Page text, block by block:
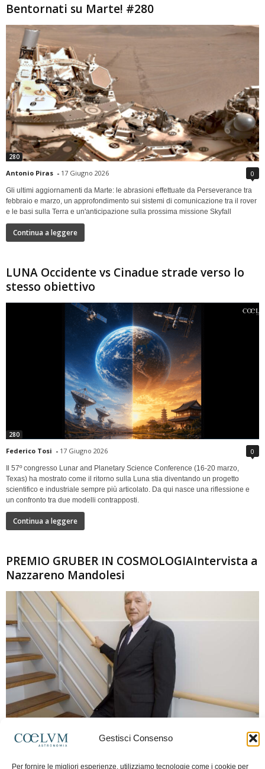
Gestisci Consenso
Per fornire le migliori esperienze, utilizziamo tecnologie come i cookie per
Bentornati su Marte! #280
280
Antonio Piras - 17 Giugno 2026 0
Gli ultimi aggiornamenti da Marte: le abrasioni effettuate da Perseverance tra
febbraio e marzo, un approfondimento sui sistemi di comunicazione tra il rover
e le basi sulla Terra e un'anticipazione sulla prossima missione Skyfall
Continua a leggere
LUNA Occidente vs Cinadue strade verso lo
stesso obiettivo
280
Federico Tosi - 17 Giugno 2026 0
Il 57º congresso Lunar and Planetary Science Conference (16-20 marzo,
Texas) ha mostrato come il ritorno sulla Luna stia diventando un progetto
scientifico e industriale sempre più articolato. Da qui nasce una riflessione e
un confronto tra due modelli contrapposti.
Continua a leggere
PREMIO GRUBER IN COSMOLOGIAIntervista a
Nazzareno Mandolesi
Frida Paolella - 16 Giugno 2026 0
spaziale europea e della missione Planck. Il dialogo ripercorre i principali